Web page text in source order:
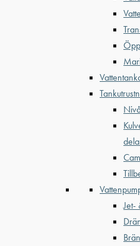
Jet-